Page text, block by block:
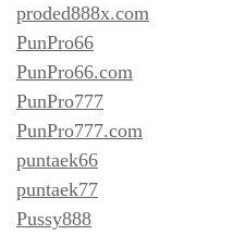
proded888x.com
PunPro66
PunPro66.com
PunPro777
PunPro777.com
puntaek66
puntaek77
Pussy888